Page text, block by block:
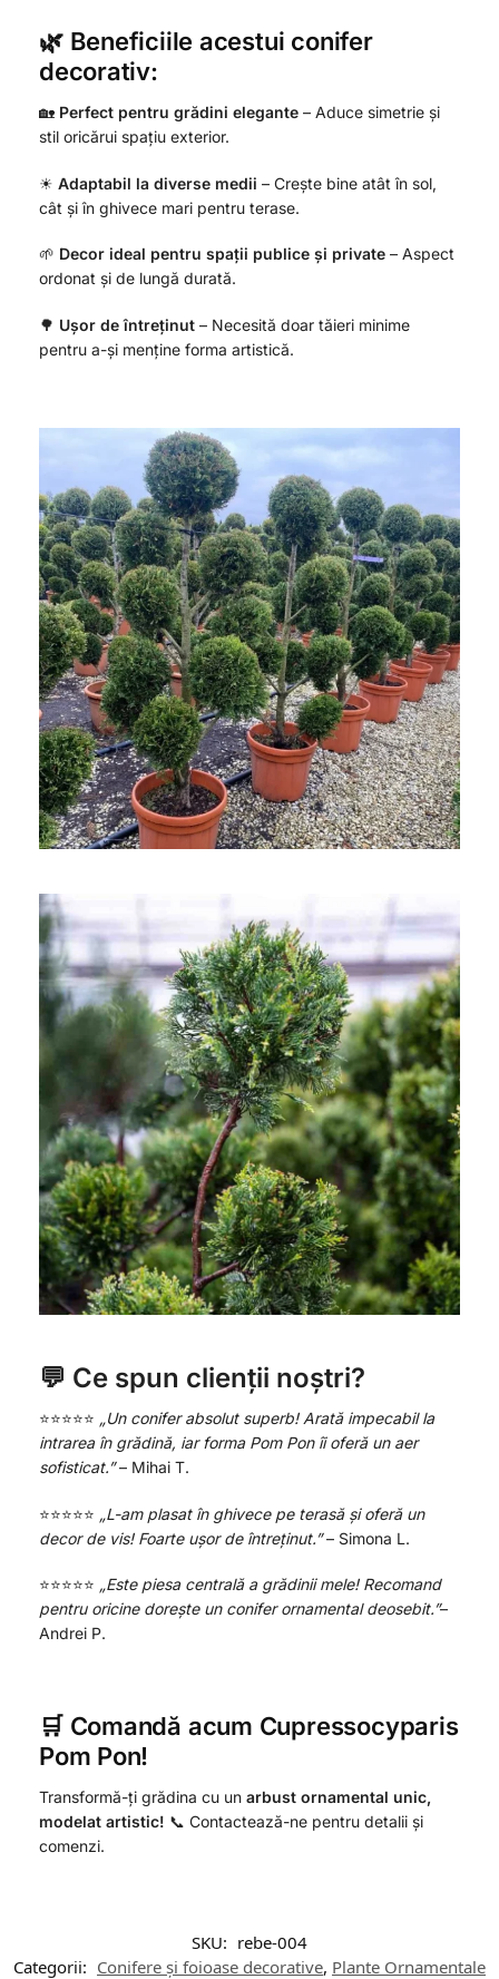
🌿 Beneficiile acestui conifer
decorativ:
🏡 Perfect pentru grădini elegante – Aduce simetrie și
stil oricărui spațiu exterior.
☀ Adaptabil la diverse medii – Crește bine atât în sol,
cât și în ghivece mari pentru terase.
🌱 Decor ideal pentru spații publice și private – Aspect
ordonat și de lungă durată.
🌳 Ușor de întreținut – Necesită doar tăieri minime
pentru a-și menține forma artistică.
💬 Ce spun clienții noștri?
⭐️⭐️⭐️⭐️⭐️ „Un conifer absolut superb! Arată impecabil la
intrarea în grădină, iar forma Pom Pon îi oferă un aer
sofisticat.”– Mihai T.
⭐️⭐️⭐️⭐️⭐️ „L-am plasat în ghivece pe terasă și oferă un
decor de vis! Foarte ușor de întreținut.”– Simona L.
⭐️⭐️⭐️⭐️⭐️ „Este piesa centrală a grădinii mele! Recomand
pentru oricine dorește un conifer ornamental deosebit.”–
Andrei P.
🛒 Comandă acum Cupressocyparis
Pom Pon!
Transformă-ți grădina cu un arbust ornamental unic,
modelat artistic! 📞 Contactează-ne pentru detalii și
comenzi.
SKU: rebe-004
Categorii: Conifere și foioase decorative, Plante Ornamentale